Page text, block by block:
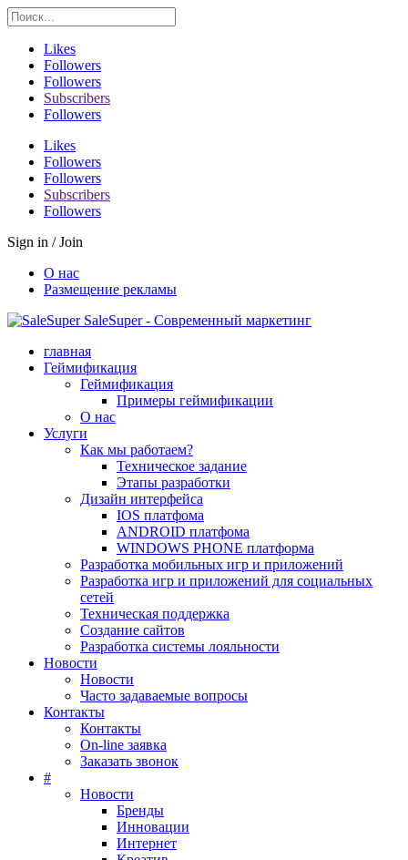
Likes
Followers
Followers
Subscribers
Followers
Likes
Followers
Followers
Subscribers
Followers
Sign in / Join
О нас
Размещение рекламы
SaleSuper - Современный маркетинг
главная
Геймификация
Геймификация
Примеры геймификации
О нас
Услуги
Как мы работаем?
Техническое задание
Этапы разработки
Дизайн интерфейса
IOS платфома
ANDROID платфома
WINDOWS PHONE платформа
Разработка мобильных игр и приложений
Разработка игр и приложений для социальных
сетей
Техническая поддержка
Создание сайтов
Разработка системы лояльности
Новости
Новости
Часто задаваемые вопросы
Контакты
Контакты
On-line заявка
Заказать звонок
#
Новости
Бренды
Инновации
Интернет